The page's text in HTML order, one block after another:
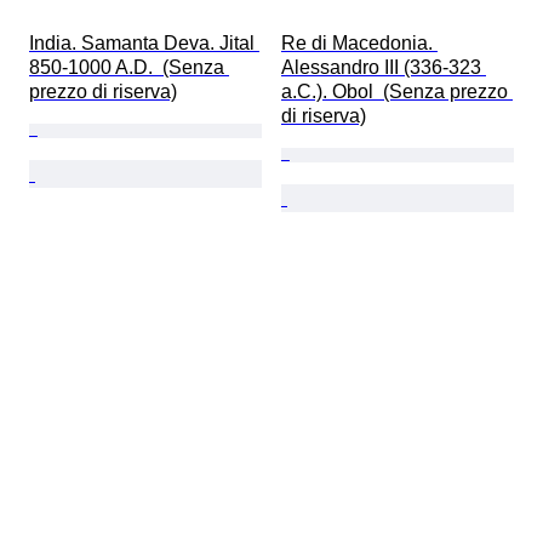
India. Samanta Deva. Jital
850-1000 A.D.  (Senza
prezzo di riserva)
Re di Macedonia.
Alessandro III (336-323
a.C.). Obol  (Senza prezzo
di riserva)